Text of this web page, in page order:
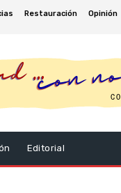
Restauración
Opinión
Editorial